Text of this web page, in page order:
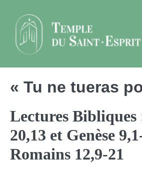
contenu
« Tu ne tueras
Lectures Bibliques
20,13 et Genèse
Romains 12,9-21